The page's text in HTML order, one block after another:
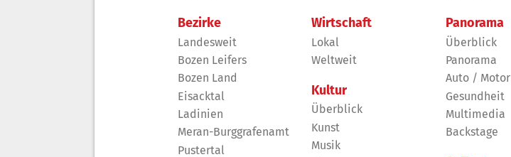
Bezirke
Landesweit
Bozen Leifers
Bozen Land
Eisacktal
Ladinien
Meran-Burggrafenamt
Pustertal
Wirtschaft
Lokal
Weltweit
Kultur
Überblick
Kunst
Musik
Panorama
Überblick
Panorama
Auto / Motor
Gesundheit
Multimedia
Backstage